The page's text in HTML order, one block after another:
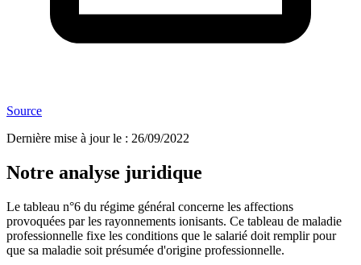
Source
Dernière mise à jour le : 26/09/2022
Notre analyse juridique
Le tableau n°6 du régime général concerne les affections
provoquées par les rayonnements ionisants. Ce tableau de maladie
professionnelle fixe les conditions que le salarié doit remplir pour
que sa maladie soit présumée d'origine professionnelle.